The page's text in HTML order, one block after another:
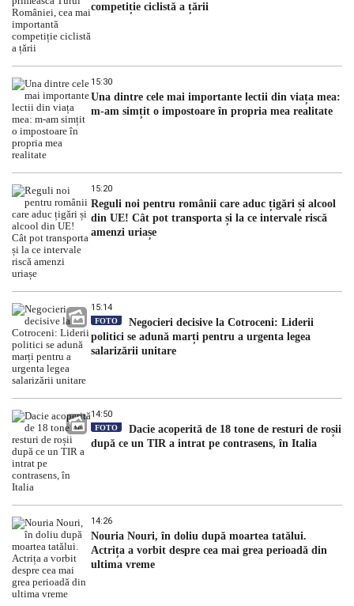
competiție ciclistă a țării
15:30
Una dintre cele mai importante lectii din viața mea:
m-am simțit o impostoare în propria mea realitate
15:20
Reguli noi pentru românii care aduc țigări și alcool
din UE! Cât pot transporta și la ce intervale riscă
amenzi uriașe
15:14
FOTO
Negocieri decisive la Cotroceni: Liderii
politici se adună marți pentru a urgenta legea
salarizării unitare
14:50
FOTO
Dacie acoperită de 18 tone de resturi de roșii
după ce un TIR a intrat pe contrasens, în Italia
14:26
Nouria Nouri, în doliu după moartea tatălui.
Actrița a vorbit despre cea mai grea perioadă din
ultima vreme